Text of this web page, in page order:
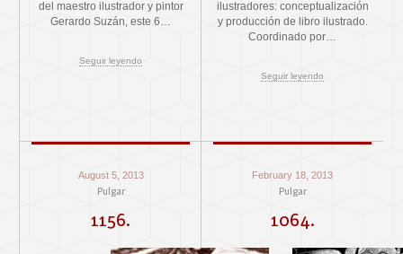
del maestro ilustrador y pintor
Gerardo Suzán, este 6…
Seguir leyendo
ilustradores: conceptualización
y producción de libro ilustrado.
Coordinado por…
Seguir leyendo
August 5, 2013
Pulgar
1156.
February 18, 2013
Pulgar
1064.